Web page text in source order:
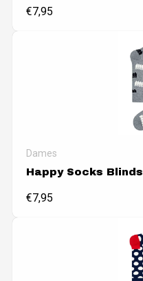
€7,95
Dames
Happy Socks Blinds
€7,95